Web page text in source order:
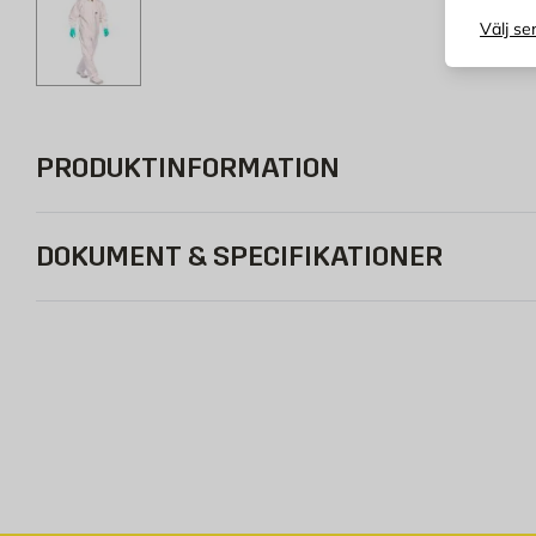
Välj
PRODUKTINFORMATION
DOKUMENT & SPECIFIKATIONER